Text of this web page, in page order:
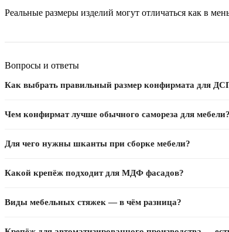
Реальные размеры изделий могут отличаться как в
Вопросы и ответы
Как выбрать правильный размер конфирмата для
Чем конфирмат лучше обычного самореза для мебели?
Для чего нужны шканты при сборке мебели?
Какой крепёж подходит для МДФ фасадов?
Виды мебельных стяжек — в чём разница?